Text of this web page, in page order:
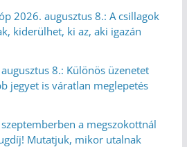
2026. augusztus 8.: A csillagok
kiderülhet, ki az, aki igazán
8.: Különös üzenetet
jegyet is váratlan meglepetés
a megszokottnál
Mutatjuk, mikor utalnak